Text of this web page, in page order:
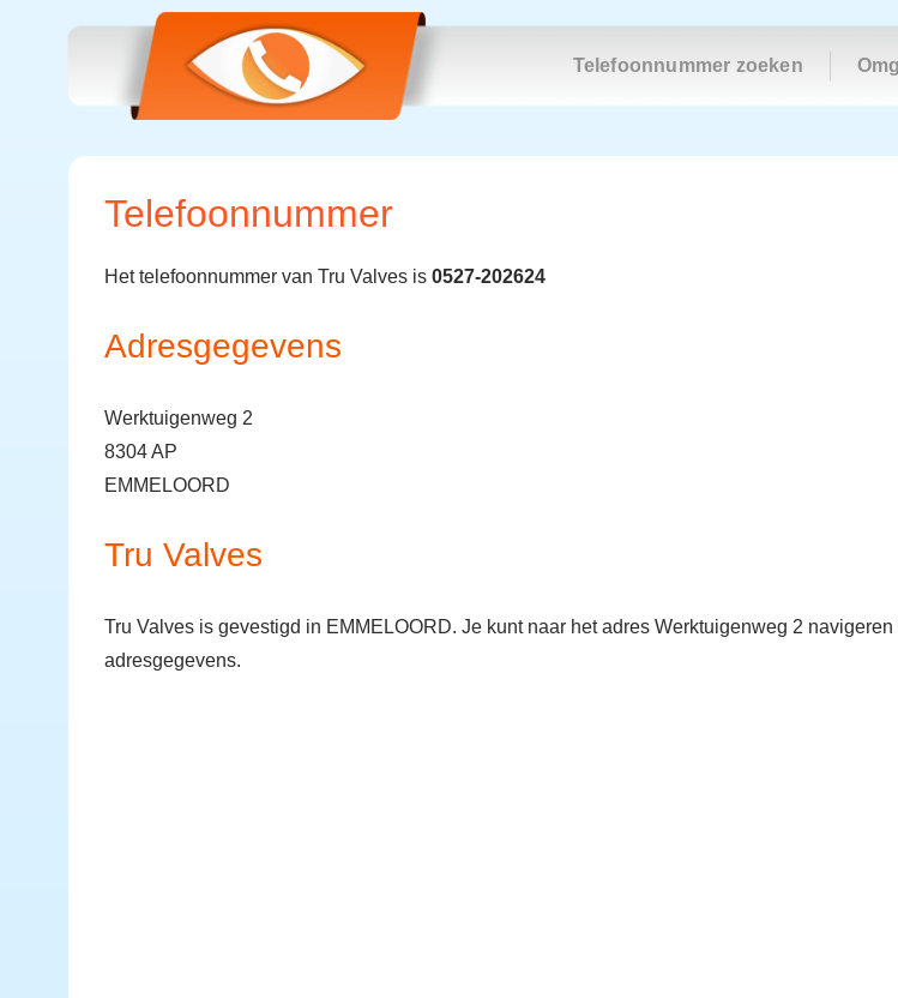
Telefoonnummer zoeken
Telefoonnummer
Het telefoonnummer van Tru Valves is 0527-202624
Adresgegevens
Werktuigenweg 2
8304 AP
EMMELOORD
Tru Valves
Tru Valves is gevestigd in EMMELOORD. Je kunt naar het adres Werktuigenweg 2
adresgegevens.